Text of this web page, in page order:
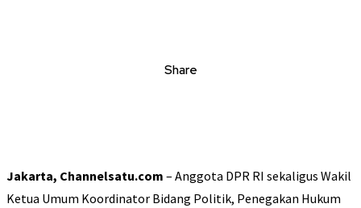
Share
Jakarta, Channelsatu.com – Anggota DPR RI sekaligus Wakil
Ketua Umum Koordinator Bidang Politik, Penegakan Hukum